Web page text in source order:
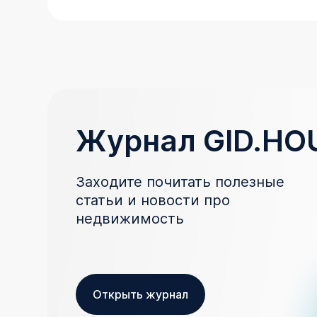
Журнал
Заходите почитать полезные
статьи и новости про
недвижимость
Открыть журнал